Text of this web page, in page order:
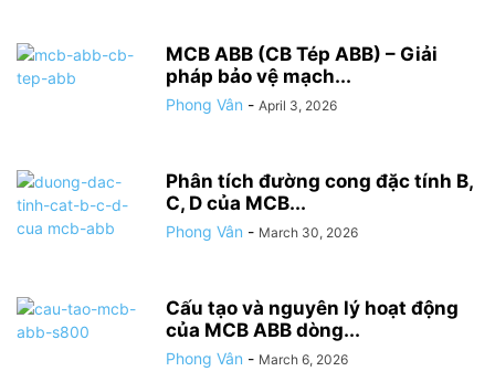
MCB ABB (CB Tép ABB) – Giải
pháp bảo vệ mạch...
Phong Vân - April 3, 2026
Phân tích đường cong đặc tính B,
C, D của MCB...
Phong Vân - March 30, 2026
Cấu tạo và nguyên lý hoạt động
của MCB ABB dòng...
Phong Vân - March 6, 2026